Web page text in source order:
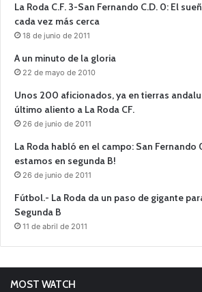
La Roda C.F. 3-San Fernando C.D. 0: El
cada vez más cerca
18 de junio de 2011
A un minuto de la gloria
22 de mayo de 2010
Unos 200 aficionados, ya en tierras
último aliento a La Roda CF.
26 de junio de 2011
La Roda habló en el campo: San Fernando 0
estamos en segunda B!
26 de junio de 2011
Fútbol.- La Roda da un paso de gigante
Segunda B
11 de abril de 2011
MOST WATCH